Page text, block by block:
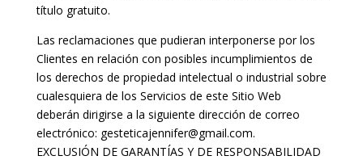
título gratuito.
Las reclamaciones que pudieran interponerse por los
Clientes en relación con posibles incumplimientos de
los derechos de propiedad intelectual o industrial sobre
cualesquiera de los Servicios de este Sitio Web
deberán dirigirse a la siguiente dirección de correo
electrónico: gesteticajennifer@gmail.com.
EXCLUSIÓN DE GARANTÍAS Y DE RESPONSABILIDAD